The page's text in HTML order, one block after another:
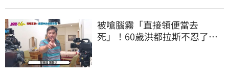
被嗆腦霧「直接領便當去
死」！60歲洪都拉斯不忍了